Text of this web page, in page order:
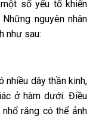
số yếu tố khiến
nguyên nhân
như sau:
nhiều dây thần kinh,
ở hàm dưới. Điều
răng có thể ảnh